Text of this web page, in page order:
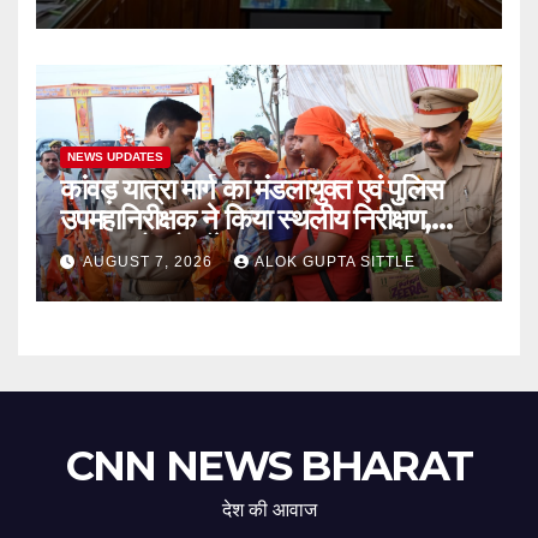
स्वरूप..
NEWS UPDATES
कांवड़ यात्रा मार्ग का मंडलायुक्त एवं पुलिस
उपमहानिरीक्षक ने किया स्थलीय निरीक्षण,
श्रद्धालुओं को बाँटे फल..
AUGUST 7, 2026 ALOK GUPTA SITTLE
CNN NEWS BHARAT
देश की आवाज